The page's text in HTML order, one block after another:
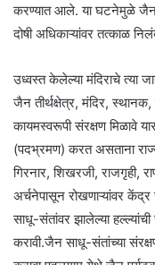
करण्यात आले. या घटनेमुळे जैन
दोषी अधिकाऱ्यांवर तत्काळ
उध्वस्त केलेल्या मंदिराचे त्या
जैन तीर्थक्षेत्र, मंदिर, स्थानक,
कायमस्वरूपी संरक्षण मिळावे
(पदभ्रमण) करत असताना राज्य
गिरनार, शिखरजी, राजगृही,
अर्चनेपासून रोखणाऱ्यांवर केंद्र
साधू-संतांवर झालेल्या
करावी.जैन साधू-संतांच्या